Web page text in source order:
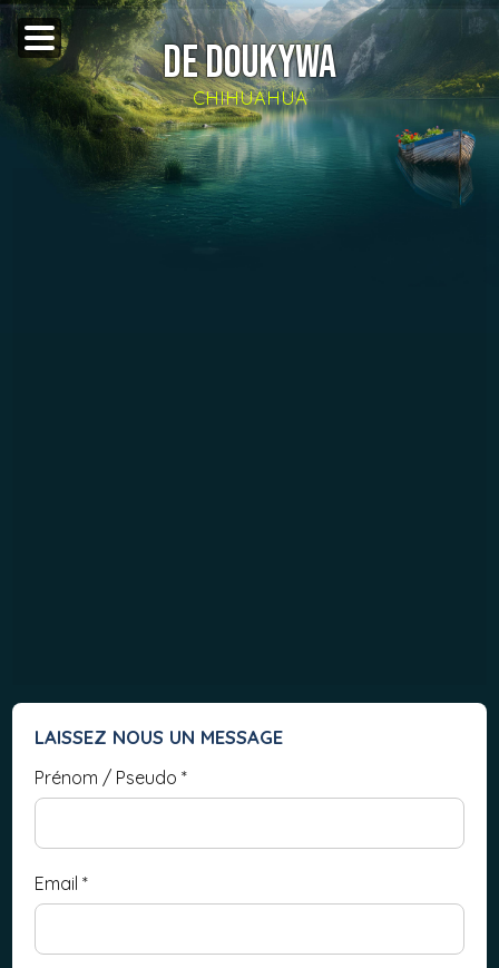
DE DOUKYWA
CHIHUAHUA
LAISSEZ NOUS UN MESSAGE
Prénom / Pseudo*
Email*